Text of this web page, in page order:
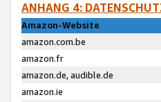
ANHANG 4:
Amazon-Website
amazon.com.be
amazon.fr
amazon.de, audible.de
amazon.ie